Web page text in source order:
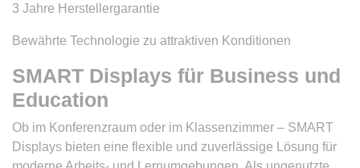
3 Jahre Herstellergarantie
Bewährte Technologie zu attraktiven Konditionen
SMART Displays für Business und
Education
Ob im Konferenzraum oder im Klassenzimmer – SMART
Displays bieten eine flexible und zuverlässige Lösung für